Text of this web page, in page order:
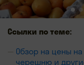
Ссылки по теме:
Обзор на цены
черешню и